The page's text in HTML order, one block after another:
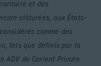
et des
clôturées, aux États-
comme des
tels que définis par la
ADV de Corient Private